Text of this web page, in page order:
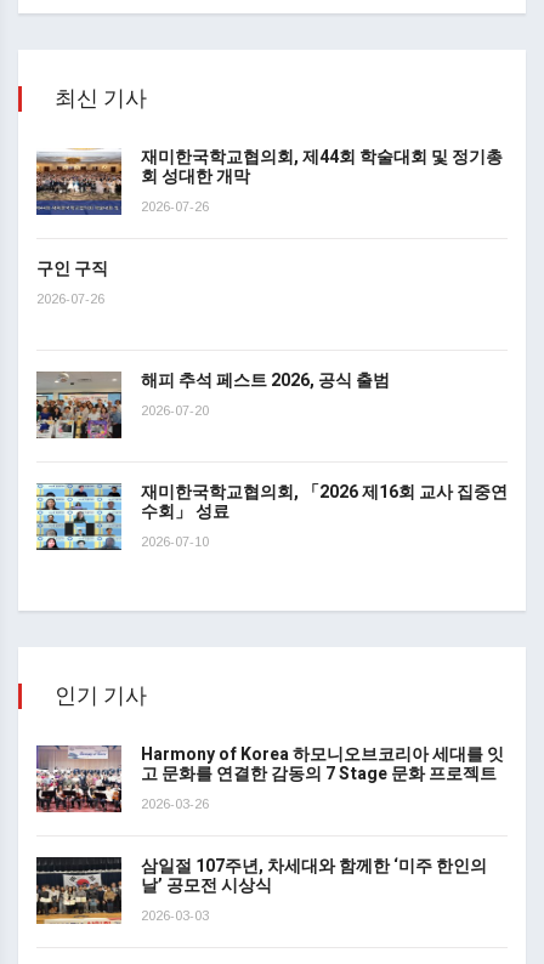
최신 기사
재미한국학교협의회, 제44회 학술대회 및 정기총
회 성대한 개막
2026-07-26
구인 구직
2026-07-26
해피 추석 페스트 2026, 공식 출범
2026-07-20
재미한국학교협의회, 「2026 제16회 교사 집중연
수회」 성료
2026-07-10
인기 기사
Harmony of Korea 하모니오브코리아 세대를 잇
고 문화를 연결한 감동의 7 Stage 문화 프로젝트
2026-03-26
삼일절 107주년, 차세대와 함께한 ‘미주 한인의
날’ 공모전 시상식
2026-03-03